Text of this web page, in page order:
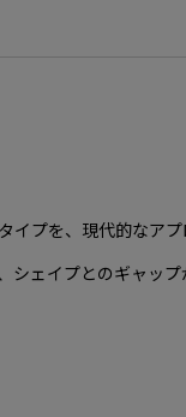
プを、現代的なアプ
シェイプとのギャッ